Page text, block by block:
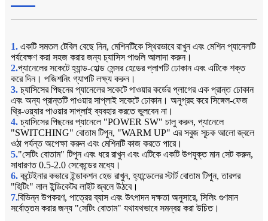
1. একটি সমতল টেবিল বেছে নিন, মেশিনটিকে স্থিরভাবে রাখুন এবং মেশিন প্যানেলটি
পর্যবেক্ষণ করা সহজ করার জন্য চ্যাসিস পাগুলি আলাদা করুন।
2.প্যানেলের সকেটে হ্যান্ড-হোল্ড সেন্সর হেডের প্লাগটি ঢোকান এবং এটিকে শক্ত
করে দিন। পজিশনিং গ্যাপটি লক্ষ্য করুন।
3. চ্যাসিসের পিছনের প্যানেলের সকেটে পাওয়ার কর্ডের প্লাগের এক প্রান্ত ঢোকান
এবং অন্য প্রান্তটি পাওয়ার সাপ্লাই সকেটে ঢোকান। অনুগ্রহ করে সিঙ্গেল-ফেজ
থ্রি-ওয়্যার পাওয়ার সাপ্লাই ব্যবহার করতে ভুলবেন না।
4. চ্যাসিসের পিছনের প্যানেলে "POWER SW" চালু করুন, প্যানেলে
"SWITCHING" বোতাম টিপুন, "WARM UP" এর সবুজ সূচক আলো জ্বলে
ওঠা পর্যন্ত অপেক্ষা করুন এবং মেশিনটি কাজ করতে পারে।
5."সেটিং বোতাম" টিপুন এবং ধরে রাখুন এবং এটিকে একটি উপযুক্ত মান সেট করুন,
সাধারণত 0.5-2.0 সেকেন্ডের মধ্যে।
6. কন্টেইনার কভারে ইন্ডাকশন হেড রাখুন, হ্যান্ডেলের স্টার্ট বোতাম টিপুন, তারপর
"হিটিং" লাল ইন্ডিকেটর লাইট জ্বলে উঠবে।
7.বিভিন্ন উপকরণ, পাত্রের ব্যাস এবং উৎপাদন দক্ষতা অনুসারে, সিলিং গুণমান
সর্বোত্তম করার জন্য "সেটিং বোতাম" যথাযথভাবে সমন্বয় করা উচিত।